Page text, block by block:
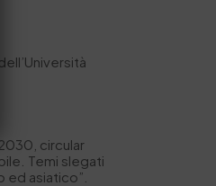
circular
Temi slegati
asiatico”.